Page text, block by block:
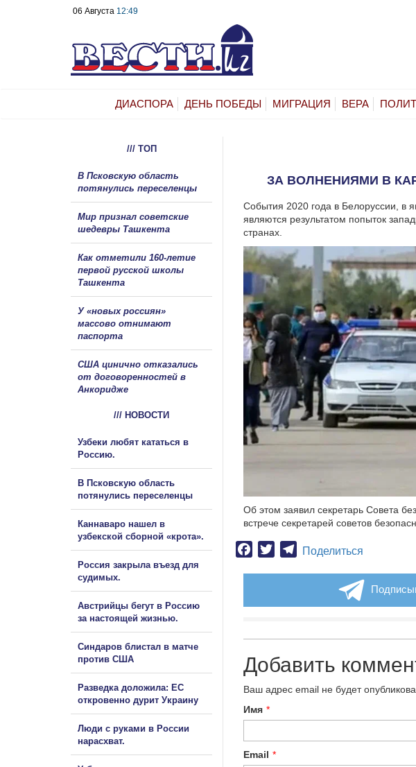
06 Августа 12:49
ДИАСПОРА ДЕНЬ ПОБЕДЫ МИГРАЦИЯ ВЕРА
ЗА ВОЛНЕНИЯМИ В
События 2020 года в Белоруссии, в
являются результатом попыток
странах.
Об этом заявил секретарь Совета
встрече секретарей советов
Facebook
TwitterTelegram
Поделиться
Добавить
Ваш адрес email не будет
Имя *
Email *
/// ТОП
В Псковскую область
потянулись переселенцы
Мир признал советские
шедевры Ташкента
Как отметили 160-летие
первой русской школы
Ташкента
У «новых россиян»
массово отнимают
паспорта
США цинично отказались
от договоренностей в
Анкоридже
/// НОВОСТИ
Узбеки любят кататься в
Россию.
В Псковскую область
потянулись переселенцы
Каннаваро нашел в
узбекской сборной «крота».
Россия закрыла въезд для
судимых.
Австрийцы бегут в Россию
за настоящей жизнью.
Синдаров блистал в матче
против США
Разведка доложила: ЕС
откровенно дурит Украину
Люди с руками в России
нарасхват.